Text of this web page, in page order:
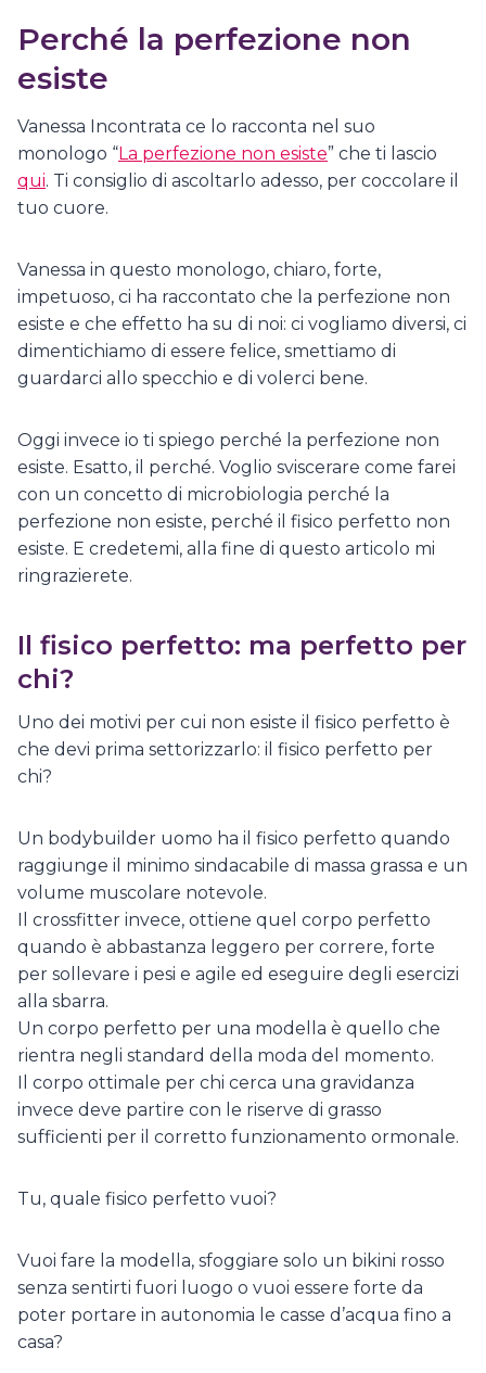
Perché la perfezione non
esiste
Vanessa Incontrata ce lo racconta nel suo
monologo “La perfezione non esiste” che ti lascio
qui. Ti consiglio di ascoltarlo adesso, per coccolare il
tuo cuore.
Vanessa in questo monologo, chiaro, forte,
impetuoso, ci ha raccontato che la perfezione non
esiste e che effetto ha su di noi: ci vogliamo diversi, ci
dimentichiamo di essere felice, smettiamo di
guardarci allo specchio e di volerci bene.
Oggi invece io ti spiego perché la perfezione non
esiste. Esatto, il perché. Voglio sviscerare come farei
con un concetto di microbiologia perché la
perfezione non esiste, perché il fisico perfetto non
esiste. E credetemi, alla fine di questo articolo mi
ringrazierete.
Il fisico perfetto: ma perfetto per
chi?
Uno dei motivi per cui non esiste il fisico perfetto è
che devi prima settorizzarlo: il fisico perfetto per
chi?
Un bodybuilder uomo ha il fisico perfetto quando
raggiunge il minimo sindacabile di massa grassa e un
volume muscolare notevole.
Il crossfitter invece, ottiene quel corpo perfetto
quando è abbastanza leggero per correre, forte
per sollevare i pesi e agile ed eseguire degli esercizi
alla sbarra.
Un corpo perfetto per una modella è quello che
rientra negli standard della moda del momento.
Il corpo ottimale per chi cerca una gravidanza
invece deve partire con le riserve di grasso
sufficienti per il corretto funzionamento ormonale.
Tu, quale fisico perfetto vuoi?
Vuoi fare la modella, sfoggiare solo un bikini rosso
senza sentirti fuori luogo o vuoi essere forte da
poter portare in autonomia le casse d’acqua fino a
casa?